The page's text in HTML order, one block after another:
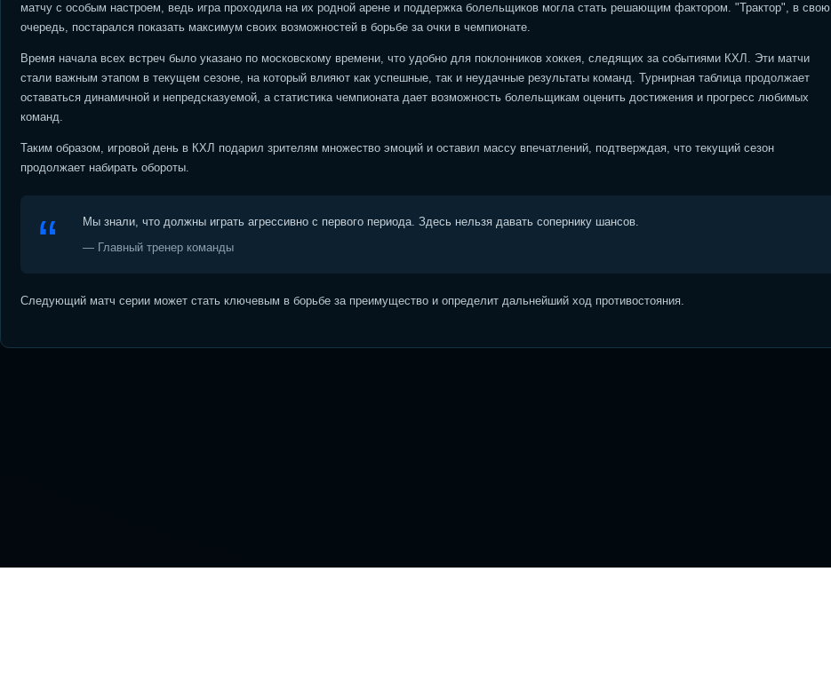
матчу с особым настроем, ведь игра проходила на их родной арене и поддержка болельщиков могла стать решающим фактором. "Трактор", в свою
очередь, постарался показать максимум своих возможностей в борьбе за очки в чемпионате.
Время начала всех встреч было указано по московскому времени, что удобно для поклонников хоккея, следящих за событиями КХЛ. Эти матчи
стали важным этапом в текущем сезоне, на который влияют как успешные, так и неудачные результаты команд. Турнирная таблица продолжает
оставаться динамичной и непредсказуемой, а статистика чемпионата дает возможность болельщикам оценить достижения и прогресс любимых
команд.
Таким образом, игровой день в КХЛ подарил зрителям множество эмоций и оставил массу впечатлений, подтверждая, что текущий сезон
продолжает набирать обороты.
Мы знали, что должны играть агрессивно с первого периода. Здесь нельзя давать сопернику шансов.
— Главный тренер команды
Следующий матч серии может стать ключевым в борьбе за преимущество и определит дальнейший ход противостояния.